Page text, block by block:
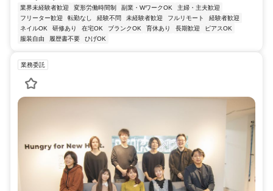
業界未経験者歓迎 変形労働時間制 副業・WワークOK
主婦・主夫歓迎
フリーター歓迎
転勤なし 経験不問 未経験者歓迎 フルリモート
経験者歓迎
ネイルOK
研修あり 在宅OK ブランクOK 育休あり 長期歓迎
ピアスOK
服装自由
履歴書不要 ひげOK
業務委託